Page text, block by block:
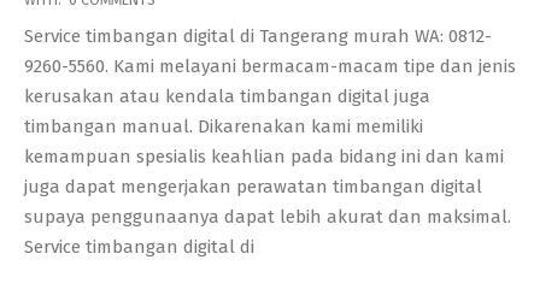
10-
28
Service timbangan digital di Tangerang murah WA: 0812-
9260-5560. Kami melayani bermacam-macam tipe dan jenis
kerusakan atau kendala timbangan digital juga
timbangan manual. Dikarenakan kami memiliki
kemampuan spesialis keahlian pada bidang ini dan kami
juga dapat mengerjakan perawatan timbangan digital
supaya penggunaanya dapat lebih akurat dan maksimal.
Service timbangan digital di